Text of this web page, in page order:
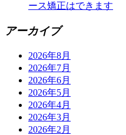
ース矯正はできます
アーカイブ
2026年8月
2026年7月
2026年6月
2026年5月
2026年4月
2026年3月
2026年2月